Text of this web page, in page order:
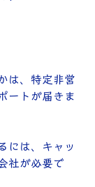
は、特定非営
ートが届きま
には、キャッ
社が必要で